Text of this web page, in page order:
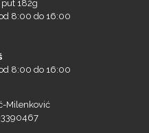
182g
8:00 do 16:00
8:00 do 16:00
Milenković